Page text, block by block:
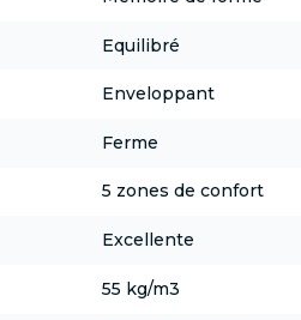
Equilibré
Enveloppant
Ferme
5 zones de confort
Excellente
55 kg/m3